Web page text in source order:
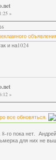
»
и на1024
»
все обновяться.
го пока нет.
для них не